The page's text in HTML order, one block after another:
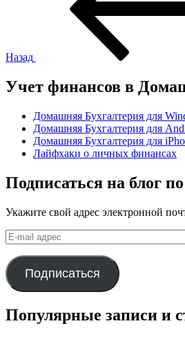
Назад
Учет финансов в
Домашняя Бухгалтерия для
Домашняя Бухгалтерия для
Домашняя Бухгалтерия для
Лайфхаки о личных финансах
Подписаться на блог
Укажите свой адрес электронной
E-
mail
адрес
Подписаться
Популярные записи и